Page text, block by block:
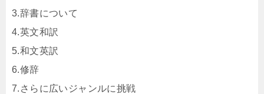
3.辞書について
4.英文和訳
5.和文英訳
6.修辞
7.さらに広いジャンルに挑戦